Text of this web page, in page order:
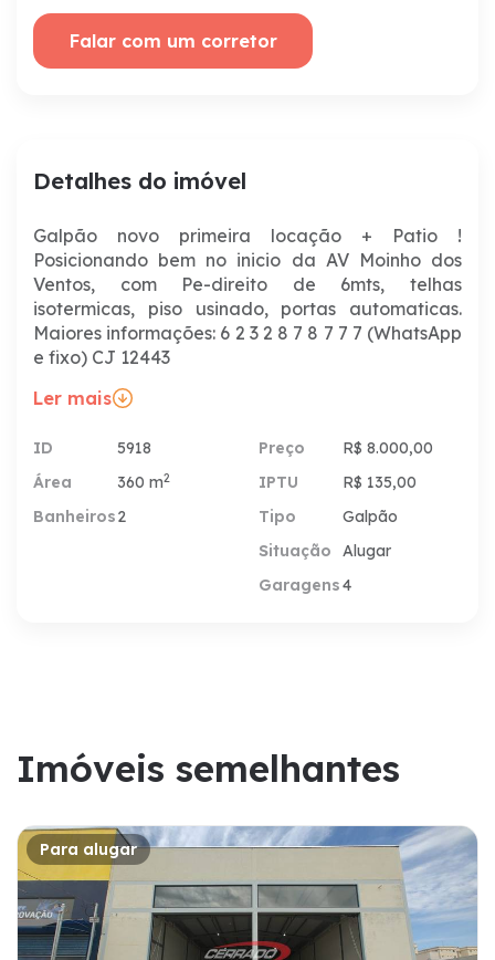
Falar com um corretor
Detalhes do imóvel
Galpão novo primeira locação + Patio !
Posicionando bem no inicio da AV Moinho dos
Ventos, com Pe-direito de 6mts, telhas
isotermicas, piso usinado, portas automaticas.
Maiores informações: 6 2 3 2 8 7 8 7 7 7 (WhatsApp
e fixo) CJ 12443
Ler mais
ID
5918
Área
360 m2
Banheiros2
Preço
R$ 8.000,00
IPTU
R$ 135,00
Tipo
Galpão
Situação
Alugar
Garagens4
Imóveis semelhantes
Para alugar